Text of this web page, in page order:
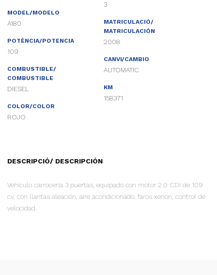
MODEL/MODELO
A180
POTÈNCIA/POTENCIA
109
COMBUSTIBLE/
COMBUSTIBLE
DIESEL
COLOR/COLOR
ROJO
3
MATRICULACIÓ/
MATRICULACIÓN
2008
CANVI/CAMBIO
AUTOMATIC
KM
158371
DESCRIPCIÓ/ DESCRIPCIÓN
Vehículo carroceria 3 puertas, equipado con motor 2.0 CDI de 109
cv, con llantas aleación, aire acondicionado, faros xenon, control de
velocidad.